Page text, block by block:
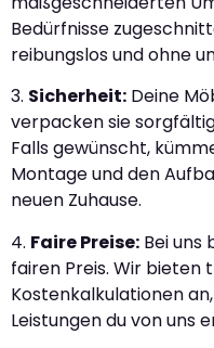
Bedürfnisse
reibungslos und ohne
3. Sicherheit: Deine
verpacken sie
Falls gewünscht,
Montage und den
neuen Zuhause.
4. Faire Preise: Bei uns
fairen Preis. Wir bieten
Kostenkalkulationen
Leistungen du von uns